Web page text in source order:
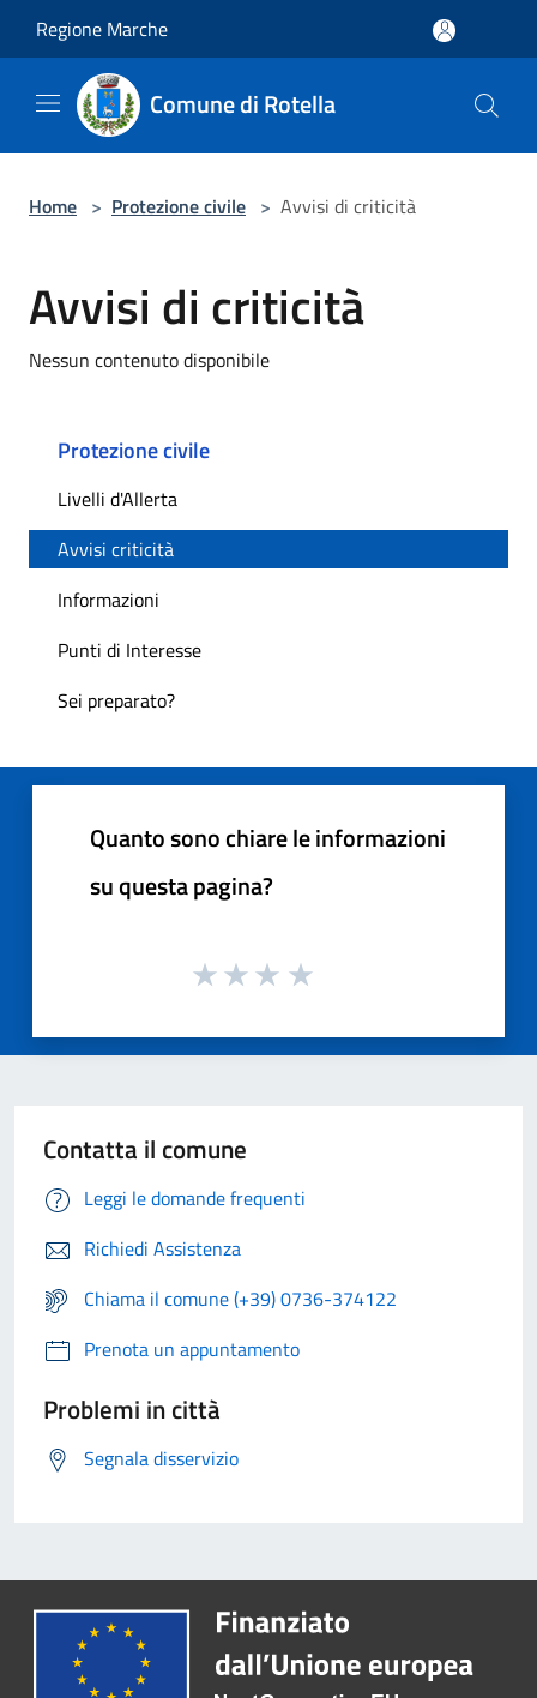
Regione Marche
Comune di Rotella
Home > Protezione civile > Avvisi di criticità
Avvisi di criticità
Nessun contenuto disponibile
Protezione civile
Livelli d'Allerta
Avvisi criticità
Informazioni
Punti di Interesse
Sei preparato?
Quanto sono chiare le informazioni
su questa pagina?
Contatta il comune
Leggi le domande frequenti
Richiedi Assistenza
Chiama il comune (+39) 0736-374122
Prenota un appuntamento
Problemi in città
Segnala disservizio